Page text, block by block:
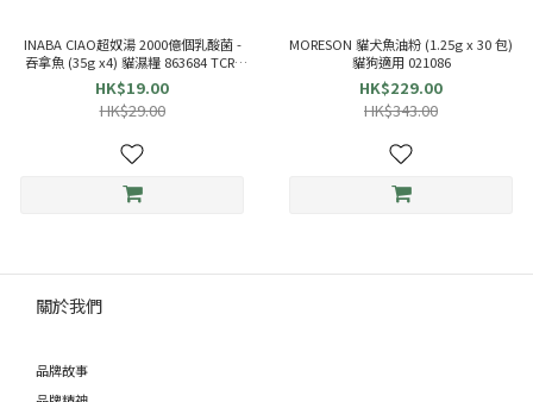
INABA CIAO超奴湯 2000億個乳酸菌 -
吞拿魚 (35g x4) 貓濕糧 863684 TCR-
141
HK$19.00
HK$29.00
MORESON 貓犬魚油粉 (1.25g x 30 包)
貓狗適用 021086
HK$229.00
HK$343.00
關於我們
品牌故事